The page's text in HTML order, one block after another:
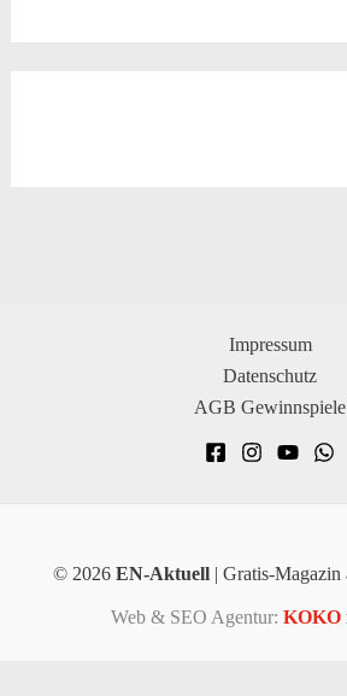
Impressum
Datenschutz
AGB Gewinnspiele
© 2026 EN-Aktuell | Gratis-
Web & SEO Agentur: KOKO